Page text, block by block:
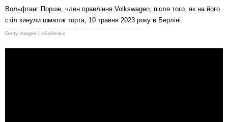
Вольфганг Порше, член правління Volkswagen, після того, як на його
стіл кинули шматок торта, 10 травня 2023 року в Берліні.
Getty Images / «Бабель»